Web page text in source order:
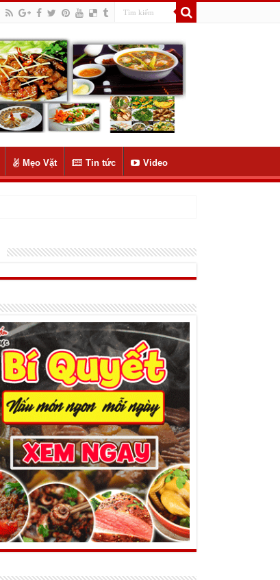
Mẹo Vặt Tin tức Video